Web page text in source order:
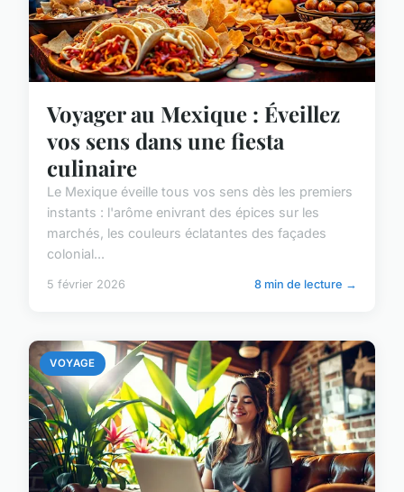
Voyager au Mexique : Éveillez
vos sens dans une fiesta
culinaire
Le Mexique éveille tous vos sens dès les premiers
instants : l'arôme enivrant des épices sur les
marchés, les couleurs éclatantes des façades
colonial...
5 février 2026 8 min de lecture →
VOYAGE